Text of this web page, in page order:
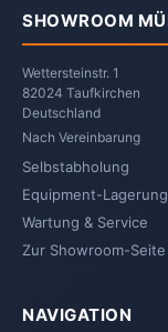
SHOWROOM
Wettersteinstr. 1
82024 Taufkirchen
Deutschland
Nach Vereinbarung
Selbstabholung
Equipment-Lagerung
Wartung & Service
Zur Showroom-
NAVIGATION